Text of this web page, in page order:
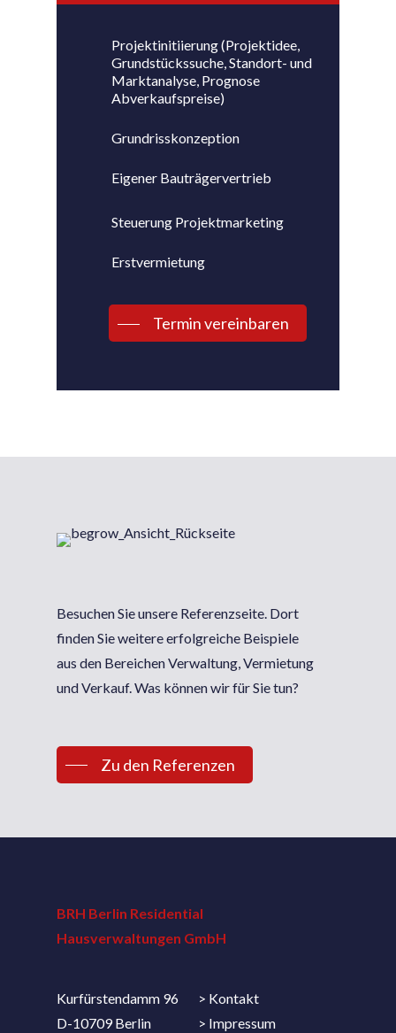
Projektinitiierung (Projektidee,
Grundstückssuche, Standort- und
Marktanalyse, Prognose
Abverkaufspreise)
Grundrisskonzeption
Eigener Bauträgervertrieb
Steuerung Projektmarketing
Erstvermietung
Termin vereinbaren
Besuchen Sie unsere Referenzseite. Dort
finden Sie weitere erfolgreiche Beispiele
aus den Bereichen Verwaltung, Vermietung
und Verkauf. Was können wir für Sie tun?
Zu den Referenzen
BRH Berlin Residential
Hausverwaltungen GmbH
Kurfürstendamm 96
D-10709 Berlin
> Kontakt
> Impressum